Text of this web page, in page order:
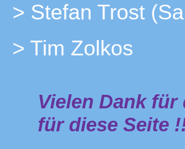
> Stefan Trost
> Tim
Vielen Dank
für diese Seite